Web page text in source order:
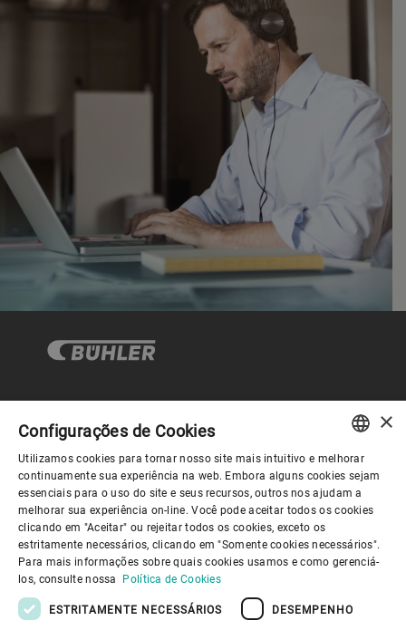
Governança Corporativa
Sobre nós
Links úteis
ENGLISH
SPANISH
GERMAN
FRENCH
×
Configurações de Cookies
Utilizamos cookies para tornar nosso site mais intuitivo e melhorar
continuamente sua experiência na web. Embora alguns cookies sejam
essenciais para o uso do site e seus recursos, outros nos ajudam a
melhorar sua experiência on-line. Você pode aceitar todos os cookies
clicando em "Aceitar" ou rejeitar todos os cookies, exceto os
estritamente necessários, clicando em "Somente cookies necessários".
Para mais informações sobre quais cookies usamos e como gerenciá-
los, consulte nossa Política de Cookies
ESTRITAMENTE NECESSÁRIOS DESEMPENHO